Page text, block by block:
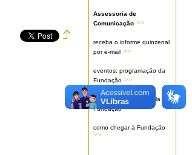
Assessoria de
Comunicação >>
receba o informe quinzenal
por e-mail >>
eventos: programação da
Fundação >>
serviços oferecidos pela
Fundação >>
como chegar à Fundação
>>